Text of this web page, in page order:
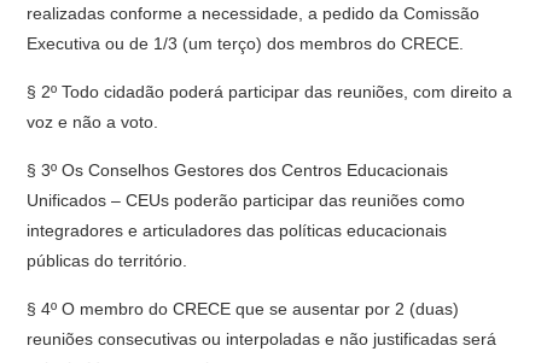
realizadas conforme a necessidade, a pedido da Comissão
Executiva ou de 1/3 (um terço) dos membros do CRECE.
§ 2º Todo cidadão poderá participar das reuniões, com direito a
voz e não a voto.
§ 3º Os Conselhos Gestores dos Centros Educacionais
Unificados – CEUs poderão participar das reuniões como
integradores e articuladores das políticas educacionais
públicas do território.
§ 4º O membro do CRECE que se ausentar por 2 (duas)
reuniões consecutivas ou interpoladas e não justificadas será